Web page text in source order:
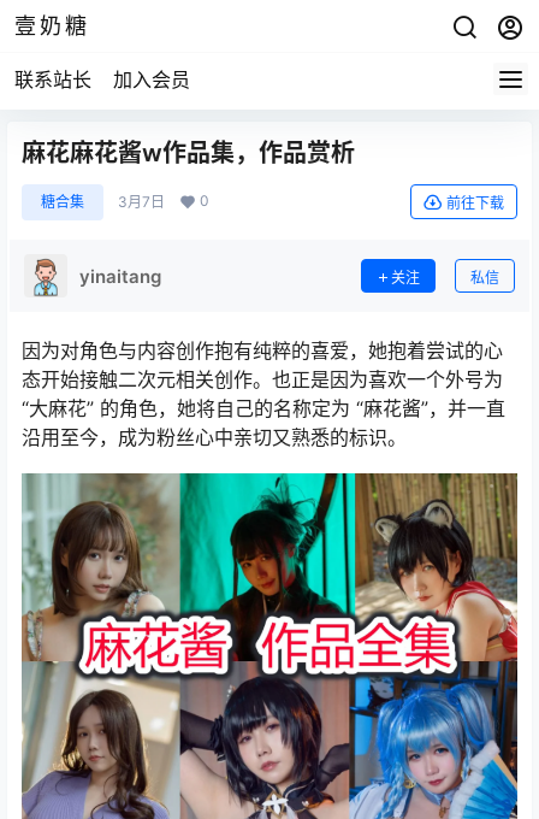
壹奶糖
联系站长 加入会员
麻花麻花酱w作品集，作品赏析
糖合集 3月7日 0 前往下载
yinaitang 关注 私信
因为对角色与内容创作抱有纯粹的喜爱，她抱着尝试的心
态开始接触二次元相关创作。也正是因为喜欢一个外号为
“大麻花” 的角色，她将自己的名称定为 “麻花酱”，并一直
沿用至今，成为粉丝心中亲切又熟悉的标识。